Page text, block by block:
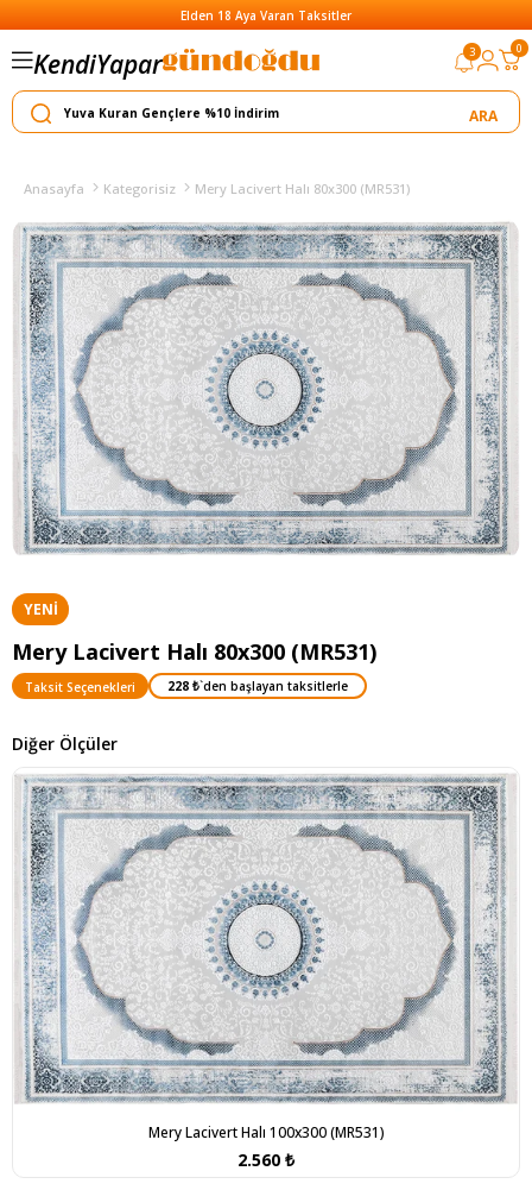
Elden 18 Aya Varan Taksitler
KendiYapar
Satar
3 0
Anasayfa Kategorisiz Mery Lacivert Halı 80x300 (MR531)
YENI
ÜRÜN
Mery Lacivert Halı 80x300 (MR531)
Taksit Seçenekleri 228 ₺`den başlayan taksitlerle
Diğer Ölçüler
Mery Lacivert Halı 100x300 (MR531)
2.560 ₺